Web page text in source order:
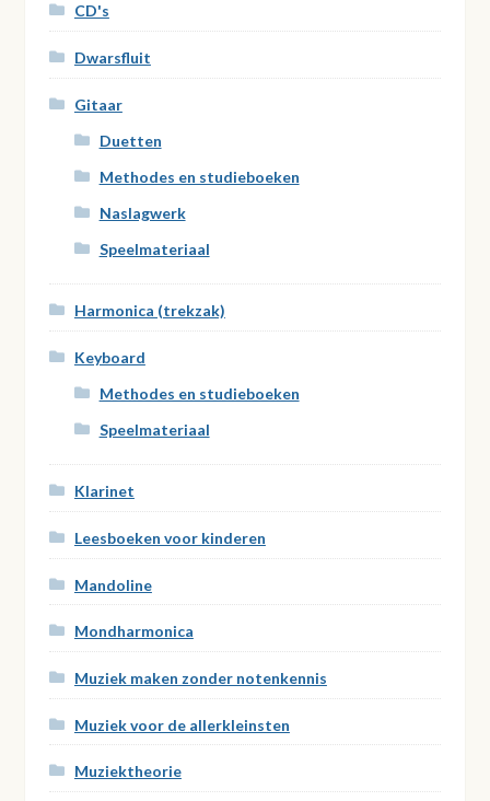
CD's
Dwarsfluit
Gitaar
Duetten
Methodes en studieboeken
Naslagwerk
Speelmateriaal
Harmonica (trekzak)
Keyboard
Methodes en studieboeken
Speelmateriaal
Klarinet
Leesboeken voor kinderen
Mandoline
Mondharmonica
Muziek maken zonder notenkennis
Muziek voor de allerkleinsten
Muziektheorie